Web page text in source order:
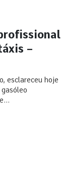
–
esclareceu hoje